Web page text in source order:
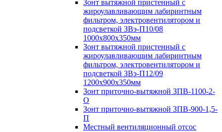
Зонт вытяжной пристенный с
жироулавливающим лабиринтным
фильтром, электровентилятором и
подсветкой ЗВэ-П10/08
1000х800х350мм
Зонт вытяжной пристенный с
жироулавливающим лабиринтным
фильтром, электровентилятором и
подсветкой ЗВэ-П12/09
1200х900х350мм
Зонт приточно-вытяжной ЗПВ-1100-2-
О
Зонт приточно-вытяжной ЗПВ-900-1,5-
П
Местный вентиляционный отсос